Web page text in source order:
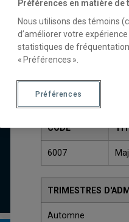
Une
CODE
6007
TRIMESTRES
Automne
Préférences en matière de
Nous utilisons des témoins
d’améliorer votre
statistiques de
« Préférences ».
Préférences